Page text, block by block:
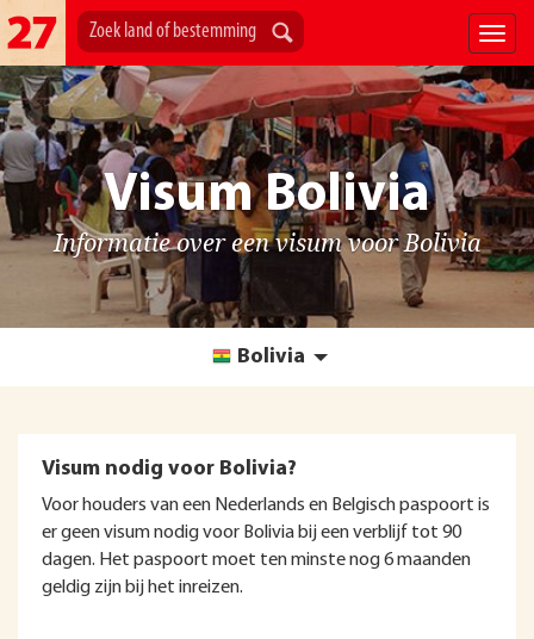
Visum Bolivia
Informatie over een visum voor Bolivia
Bolivia
Visum nodig voor Bolivia?
Voor houders van een Nederlands en Belgisch paspoort is
er geen visum nodig voor Bolivia bij een verblijf tot 90
dagen. Het paspoort moet ten minste nog 6 maanden
geldig zijn bij het inreizen.